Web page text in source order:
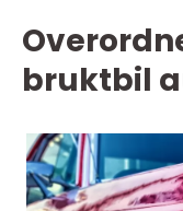
bruktbil